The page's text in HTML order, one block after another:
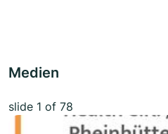
Medien
slide 1 of 78